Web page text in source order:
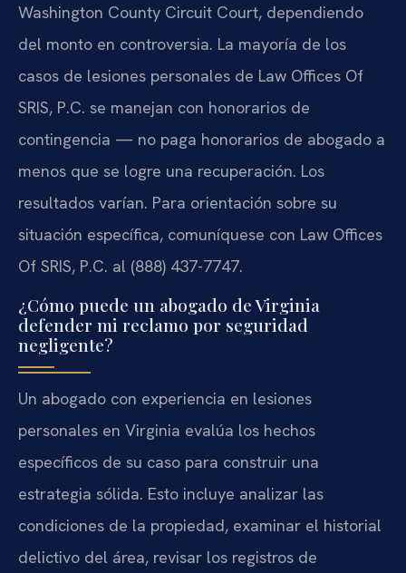
Washington County Circuit Court, dependiendo
del monto en controversia. La mayoría de los
casos de lesiones personales de Law Offices Of
SRIS, P.C. se manejan con honorarios de
contingencia — no paga honorarios de abogado a
menos que se logre una recuperación. Los
resultados varían. Para orientación sobre su
situación específica, comuníquese con Law Offices
Of SRIS, P.C. al (888) 437-7747.
¿Cómo puede un abogado de Virginia
defender mi reclamo por seguridad
negligente?
Un abogado con experiencia en lesiones
personales en Virginia evalúa los hechos
específicos de su caso para construir una
estrategia sólida. Esto incluye analizar las
condiciones de la propiedad, examinar el historial
delictivo del área, revisar los registros de